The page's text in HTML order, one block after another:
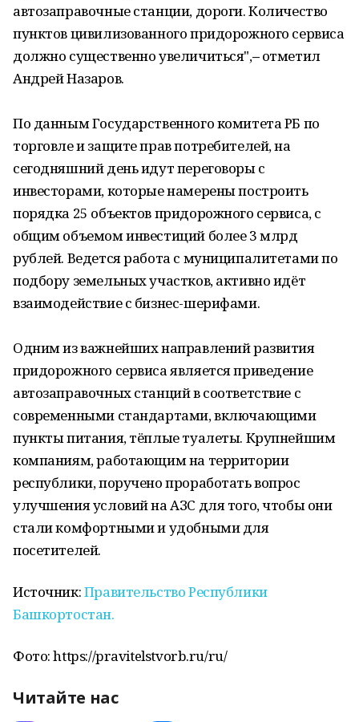
автозаправочные станции, дороги. Количество
пунктов цивилизованного придорожного сервиса
должно существенно увеличиться",–отметил
Андрей Назаров.
По данным Государственного комитета РБ по
торговле и защите прав потребителей, на
сегодняшний день идут переговоры с
инвесторами, которые намерены построить
порядка 25 объектов придорожного сервиса, с
общим объемом инвестиций более 3 млрд
рублей. Ведется работа с муниципалитетами по
подбору земельных участков, активно идёт
взаимодействие с бизнес-шерифами.
Одним из важнейших направлений развития
придорожного сервиса является приведение
автозаправочных станций в соответствие с
современными стандартами, включающими
пункты питания, тёплые туалеты. Крупнейшим
компаниям, работающим на территории
республики, поручено проработать вопрос
улучшения условий на АЗС для того, чтобы они
стали комфортными и удобными для
посетителей.
Источник:Правительство Республики
Башкортостан.
Фото: https://pravitelstvorb.ru/ru/
Читайте нас